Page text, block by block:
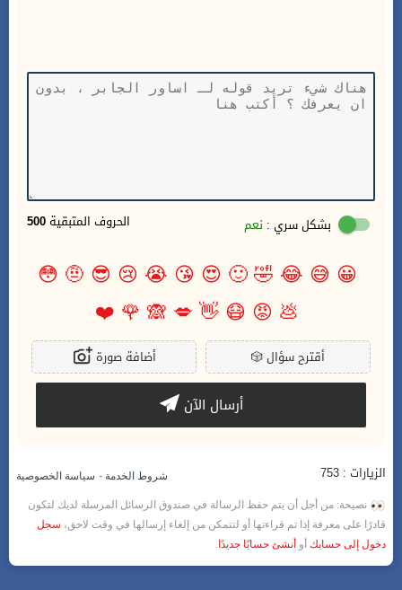
500 الحروف المتبقية بشكل سري : نعم
😀
😅
😂
🤣
🙂
😍
😘
😭
😢
😎
🤨
😳
💩
😡
😷
👋
💋
🙈
🌹
❤️
🎲أقترح سؤال أضافة صورة
أرسال الآن
الزيارات : 753 شروط الخدمة - سياسة الخصوصية
نصيحة: من أجل أن يتم حفظ الرسالة في صندوق الرسائل المرسلة لديك لتكون
قادرًا على معرفة إذا تم قراءتها أو لتتمكن من إلغاء إرسالها في وقت لاحق، سجل
دخول إلى حسابك أو أنشئ حسابًا جديدًا .